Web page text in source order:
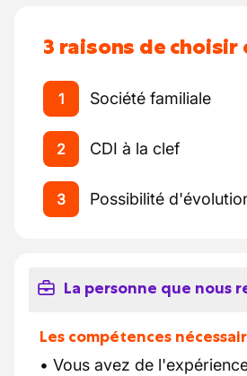
3 raisons de choisir
1 Société familiale
2 CDI à la clef
3 Possibilité
La personne que nous
Les compétences
• Vous avez de